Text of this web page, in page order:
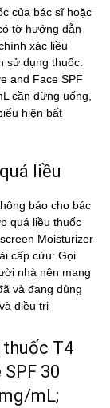
của bác sĩ hoặc
tờ hướng dẫn
xác liều
sử dụng thuốc.
and Face SPF
cần dừng uống,
hiện bất
liều
báo cho bác
quá liều thuốc
Moisturizer
cấp cứu: Gọi
nhà nên mang
và đang dùng
điều trị
T4
30
mL;